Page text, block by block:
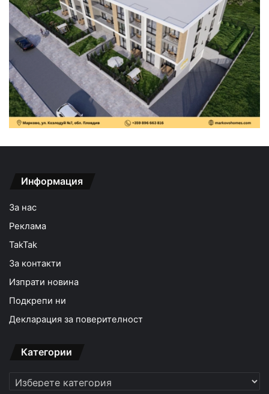
Информация
За нас
Реклама
TakTak
За контакти
Изпрати новина
Подкрепи ни
Декларация за поверителност
Категории
Категории